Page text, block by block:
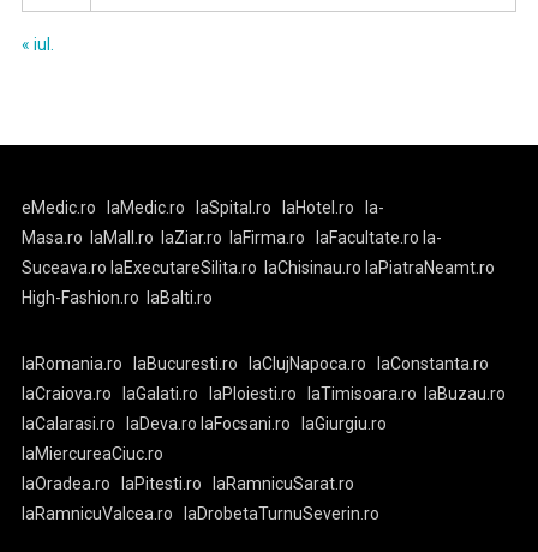
« iul.
eMedic.ro laMedic.ro laSpital.ro laHotel.ro
la-
Masa.ro
laMall.ro laZiar.ro laFirma.ro laFacultate.ro la-
Suceava.ro laExecutareSilita.ro laChisinau.ro laPiatraNeamt.ro
High-Fashion.ro
laBalti.ro
laRomania.ro laBucuresti.ro laClujNapoca.ro
laConstanta.ro
laCraiova.ro
laGalati.ro laPloiesti.ro laTimisoara.ro
laBuzau.ro
laCalarasi.ro
laDeva.ro laFocsani.ro
laGiurgiu.ro
laMiercureaCiuc.ro
laOradea.ro
laPitesti.ro
laRamnicuSarat.ro
laRamnicuValcea.ro
laDrobetaTurnuSeverin.ro